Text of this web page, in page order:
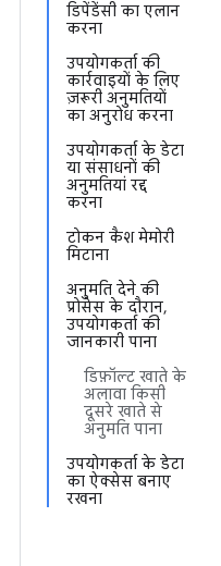
डिपेंडेंसी का एलान
करना
उपयोगकर्ता की
कार्रवाइयों के लिए
ज़रूरी अनुमतियों
का अनुरोध करना
उपयोगकर्ता के डेटा
या संसाधनों की
अनुमतियां रद्द
करना
टोकन कैश मेमोरी
मिटाना
अनुमति देने की
प्रोसेस के दौरान,
उपयोगकर्ता की
जानकारी पाना
डिफ़ॉल्ट खाते के
अलावा किसी
दूसरे खाते से
अनुमति पाना
उपयोगकर्ता के डेटा
का ऐक्सेस बनाए
रखना